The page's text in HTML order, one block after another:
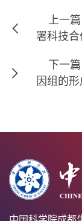
上一
署科技合
下一
因组的